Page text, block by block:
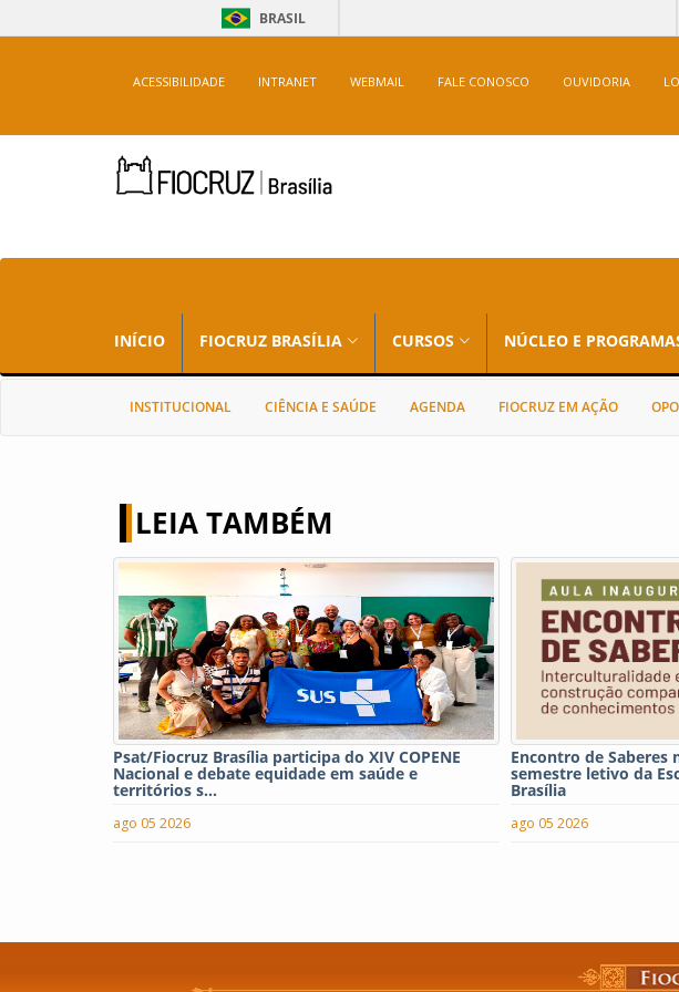
BRASIL
ACESSIBILIDADE INTRANET WEBMAIL FALE CONOSCO OUVIDORIA
INÍCIO FIOCRUZ BRASÍLIA CURSOS NÚCLEO E
INSTITUCIONAL CIÊNCIA E SAÚDE AGENDA FIOCRUZ EM AÇÃO
LEIA TAMBÉM
Psat/Fiocruz Brasília participa do XIV COPENE
Nacional e debate equidade em saúde e
territórios s...
ago 05 2026
Encontro de Saberes
semestre letivo da
Brasília
ago 05 2026